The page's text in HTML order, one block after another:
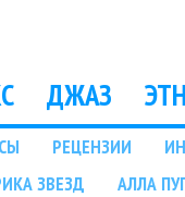
ДЖАЗ
РЕЦЕНЗИИ
ЗВЕЗД АЛЛА